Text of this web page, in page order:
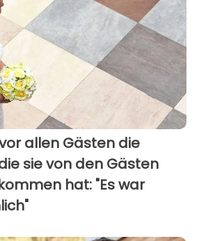
allen Gästen die
sie von den Gästen
hat: "Es war